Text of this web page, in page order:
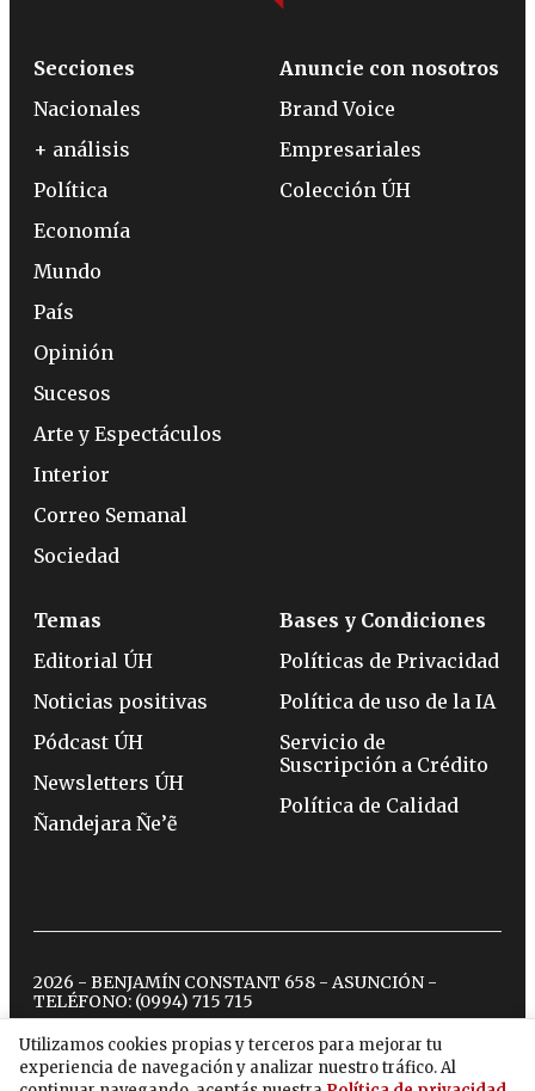
Utilizamos cookies propias y terceros para mejorar tu
experiencia de navegación y analizar nuestro tráfico. Al
Secciones
Nacionales
+ análisis
Política
Economía
Mundo
País
Opinión
Sucesos
Arte y Espectáculos
Interior
Correo Semanal
Sociedad
Anuncie con nosotros
Brand Voice
Empresariales
Colección ÚH
Temas
Editorial ÚH
Noticias positivas
Pódcast ÚH
Newsletters ÚH
Ñandejara Ñe’ẽ
Bases y Condiciones
Políticas de Privacidad
Política de uso de la IA
Servicio de
Suscripción a Crédito
Política de Calidad
2026 - BENJAMÍN CONSTANT 658 - ASUNCIÓN -
TELÉFONO: (0994) 715 715
twitterinstagram
facebook
tiktokyoutubespotify